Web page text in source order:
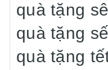
quà tặng
quà tặng
quà tặng